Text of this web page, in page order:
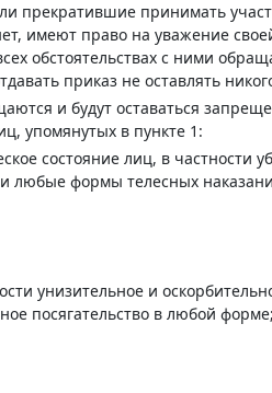
прекратившие принимать
имеют право на уважение
обстоятельствах с ними
приказ не оставлять
и будут оставаться
упомянутых в пункте 1:
состояние лиц, в частности
любые формы телесных
унизительное и
посягательство в любой форме;